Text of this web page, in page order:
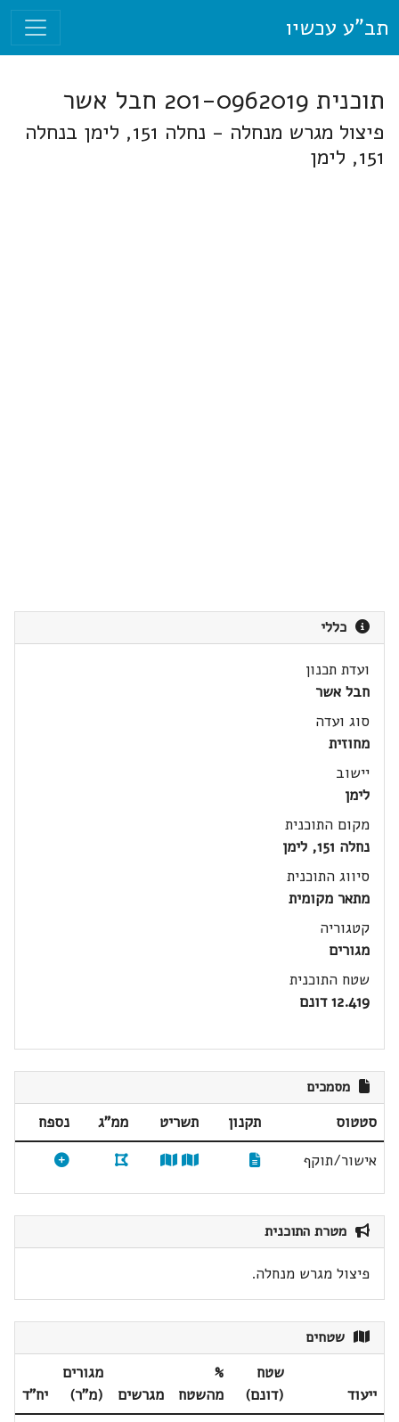
תב"ע עכשיו
תוכנית 201-0962019 חבל אשר
פיצול מגרש מנחלה - נחלה 151, לימן בנחלה
151, לימן
כללי
ועדת תכנון
חבל אשר
סוג ועדה
מחוזית
יישוב
לימן
מקום התוכנית
נחלה 151, לימן
סיווג התוכנית
מתאר מקומית
קטגוריה
מגורים
שטח התוכנית
12.419 דונם
מסמכים
סטטוס תקנון תשריט ממ"ג
נספח
אישור/תוקף
מטרת התוכנית
פיצול מגרש מנחלה.
שטחים
ייעוד
שטח
(דונם)
%
מהשטח
מגרשים
מגורים
(מ"ר)
יח"ד